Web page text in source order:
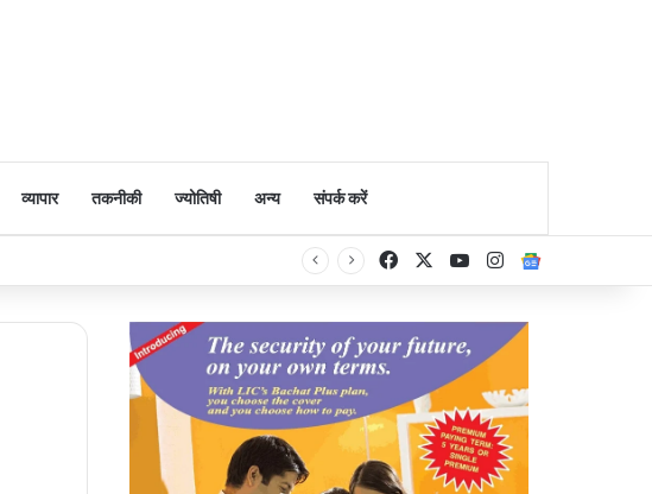
व्यापार तकनीकी ज्योतिषी अन्य संपर्क करें
FacebookYouTubeInstagram